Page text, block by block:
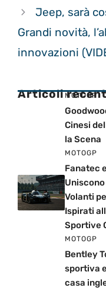
Jeep, sarà
Grandi novità,
innovazioni
Articoli MOTOGP
Cinesi
la Scena
MOTOGP
Fanatec
Volanti
Ispirati
Sportive
MOTOGP
Bentley
sportiva
casa